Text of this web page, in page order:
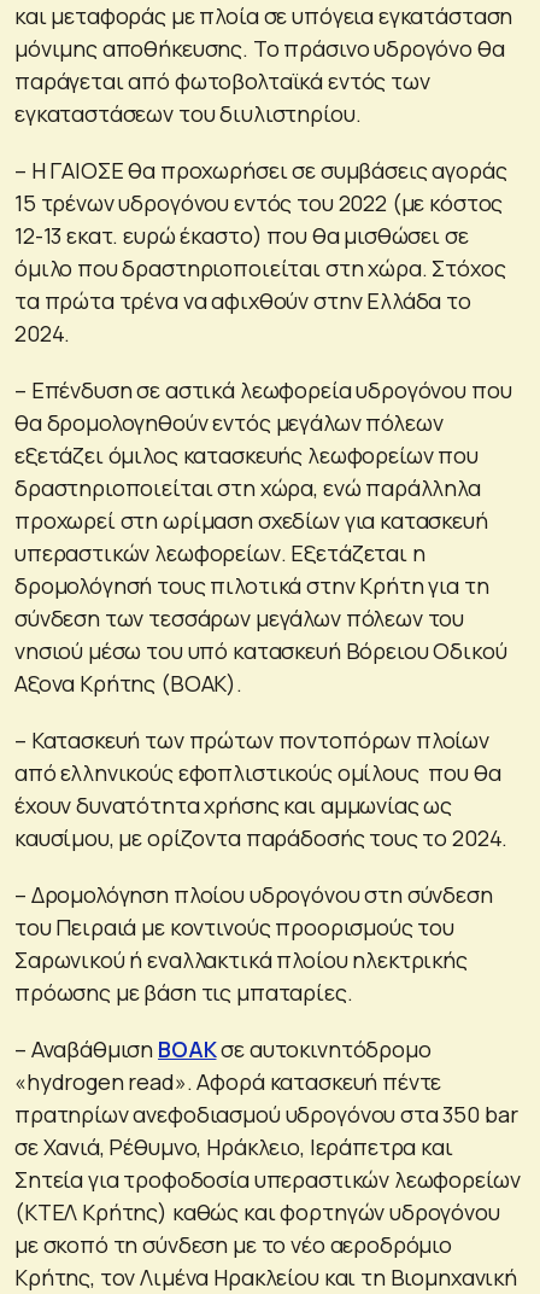
και μεταφοράς με πλοία σε υπόγεια εγκατάσταση
μόνιμης αποθήκευσης. Το πράσινο υδρογόνο θα
παράγεται από φωτοβολταϊκά εντός των
εγκαταστάσεων του διυλιστηρίου.
– Η ΓΑΙΟΣΕ θα προχωρήσει σε συμβάσεις αγοράς
15 τρένων υδρογόνου εντός του 2022 (με κόστος
12-13 εκατ. ευρώ έκαστο) που θα μισθώσει σε
όμιλο που δραστηριοποιείται στη χώρα. Στόχος
τα πρώτα τρένα να αφιχθούν στην Ελλάδα το
2024.
– Επένδυση σε αστικά λεωφορεία υδρογόνου που
θα δρομολογηθούν εντός μεγάλων πόλεων
εξετάζει όμιλος κατασκευής λεωφορείων που
δραστηριοποιείται στη χώρα, ενώ παράλληλα
προχωρεί στη ωρίμαση σχεδίων για κατασκευή
υπεραστικών λεωφορείων. Εξετάζεται η
δρομολόγησή τους πιλοτικά στην Κρήτη για τη
σύνδεση των τεσσάρων μεγάλων πόλεων του
νησιού μέσω του υπό κατασκευή Βόρειου Οδικού
Αξονα Κρήτης (ΒΟΑΚ).
– Κατασκευή των πρώτων ποντοπόρων πλοίων
από ελληνικούς εφοπλιστικούς ομίλους που θα
έχουν δυνατότητα χρήσης και αμμωνίας ως
καυσίμου, με ορίζοντα παράδοσής τους το 2024.
– Δρομολόγηση πλοίου υδρογόνου στη σύνδεση
του Πειραιά με κοντινούς προορισμούς του
Σαρωνικού ή εναλλακτικά πλοίου ηλεκτρικής
πρόωσης με βάση τις μπαταρίες.
– Αναβάθμιση ΒΟΑΚσε αυτοκινητόδρομο
«hydrogen read». Αφορά κατασκευή πέντε
πρατηρίων ανεφοδιασμού υδρογόνου στα 350 bar
σε Χανιά, Ρέθυμνο, Ηράκλειο, Ιεράπετρα και
Σητεία για τροφοδοσία υπεραστικών λεωφορείων
(ΚΤΕΛ Κρήτης) καθώς και φορτηγών υδρογόνου
με σκοπό τη σύνδεση με το νέο αεροδρόμιο
Κρήτης, τον Λιμένα Ηρακλείου και τη Βιομηχανική